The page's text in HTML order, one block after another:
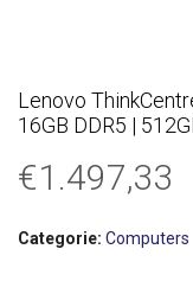
Lenovo
16GB DDR5 |
€1.497,33
Categorie: Computers